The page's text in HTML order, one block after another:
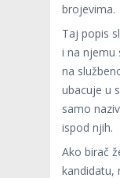
brojevima.
Taj popis
i na njemu
na
ubacuje u
samo
ispod njih.
Ako birač
kandidatu,